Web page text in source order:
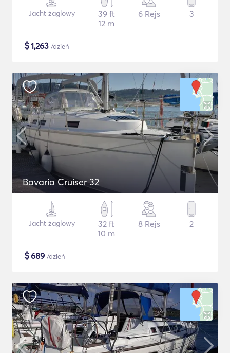
Jacht żaglowy
39 ft
12 m
6 Rejs 3
$1,263 /dzień
Bavaria Cruiser 32
Jacht żaglowy
32 ft
10 m
8 Rejs 2
$689 /dzień